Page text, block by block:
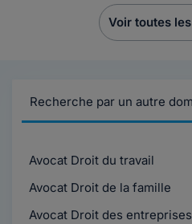
Voir toutes
Recherche par un autre
Avocat Droit du travail
Avocat Droit de la famille
Avocat Droit des entreprises